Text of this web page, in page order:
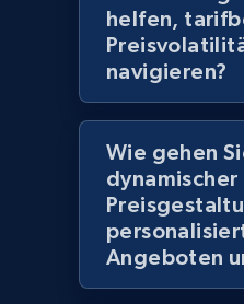
2.1K+ 375+
Amazon products
products by specific
Title, Seller name,
price, Currency,
helfen,
navigieren?
Wie gehen
dynamischer
Angeboten